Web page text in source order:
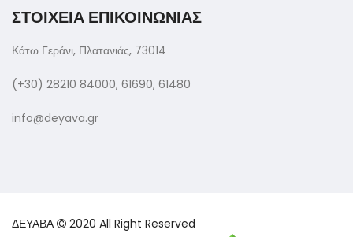
ΣΤΟΙΧΕΙΑ ΕΠΙΚΟΙΝΩΝΙΑΣ
Κάτω Γεράνι, Πλατανιάς, 73014
(+30) 28210 84000, 61690, 61480
info@deyava.gr
ΔΕΥΑΒΑ 2020 All Right Reserved